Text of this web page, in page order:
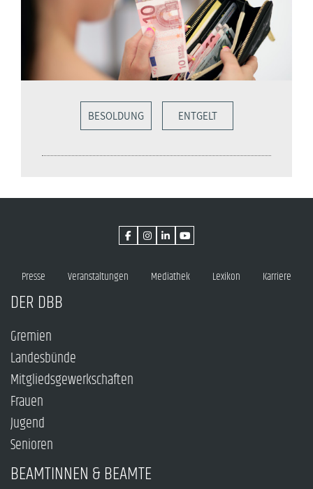
BESOLDUNG ENTGELT
Presse Veranstaltungen Mediathek Lexikon Karriere
DER DBB
Gremien
Landesbünde
Mitgliedsgewerkschaften
Frauen
Jugend
Senioren
BEAMTINNEN & BEAMTE